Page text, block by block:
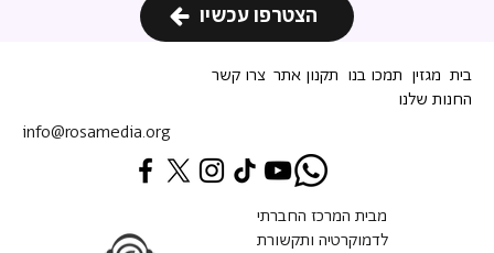
הצטרפו עכשיו
info@rosamedia.org
בית מגזין תמכו בנו תקנון אתר צרו קשר
החנות שלנו
מבית המרכז החברתי
לדמוקרטיה ותקשורת